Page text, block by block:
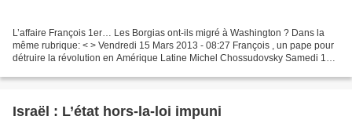
L’affaire François 1er… Les Borgias ont-ils migré à Washington ? Dans la
même rubrique: < > Vendredi 15 Mars 2013 - 08:27 François , un pape pour
détruire la révolution en Amérique Latine Michel Chossudovsky Samedi 16
Israël : L’état hors-la-loi impuni